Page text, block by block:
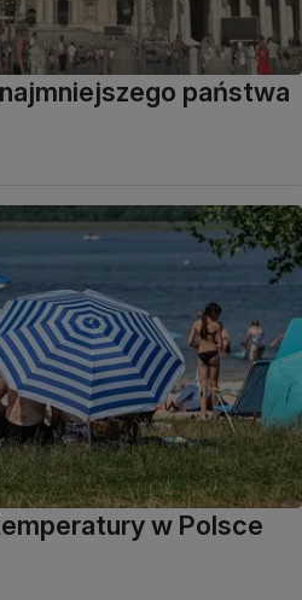
najmniejszego państwa
w Polsce